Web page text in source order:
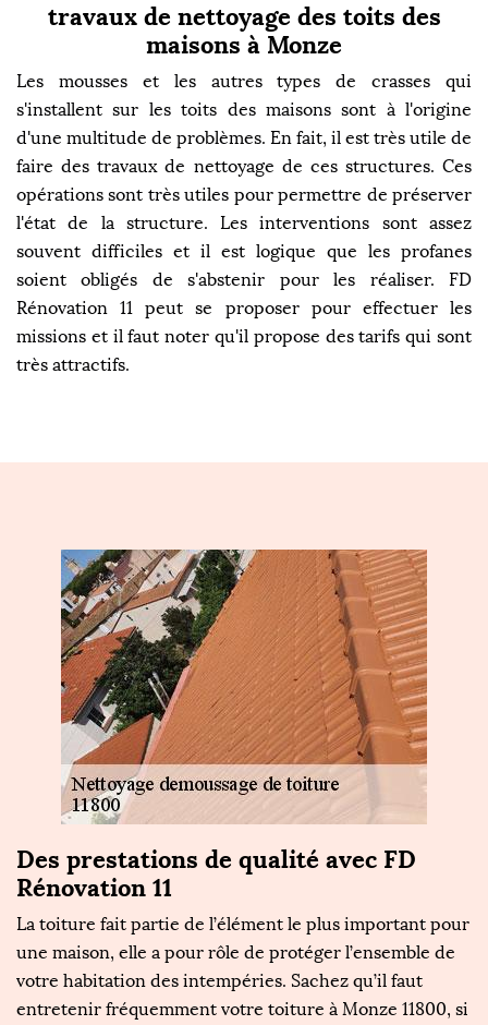
travaux de nettoyage des toits des
maisons à Monze
Les mousses et les autres types de crasses qui
s'installent sur les toits des maisons sont à l'origine
d'une multitude de problèmes. En fait, il est très utile de
faire des travaux de nettoyage de ces structures. Ces
opérations sont très utiles pour permettre de préserver
l'état de la structure. Les interventions sont assez
souvent difficiles et il est logique que les profanes
soient obligés de s'abstenir pour les réaliser. FD
Rénovation 11 peut se proposer pour effectuer les
missions et il faut noter qu'il propose des tarifs qui sont
très attractifs.
Des prestations de qualité avec FD
Rénovation 11
La toiture fait partie de l’élément le plus important pour
une maison, elle a pour rôle de protéger l’ensemble de
votre habitation des intempéries. Sachez qu’il faut
entretenir fréquemment votre toiture à Monze 11800, si